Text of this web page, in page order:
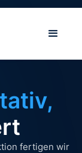
fertigen wir